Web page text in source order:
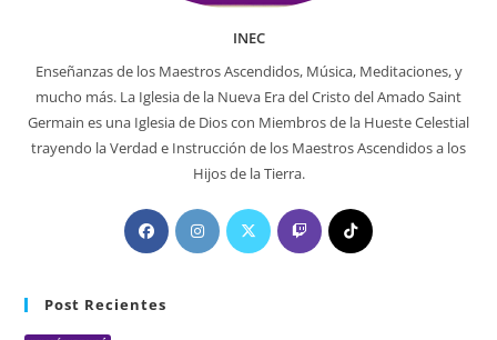
INEC
Enseñanzas de los Maestros Ascendidos, Música, Meditaciones, y
mucho más. La Iglesia de la Nueva Era del Cristo del Amado Saint
Germain es una Iglesia de Dios con Miembros de la Hueste Celestial
trayendo la Verdad e Instrucción de los Maestros Ascendidos a los
Hijos de la Tierra.
Post Recientes